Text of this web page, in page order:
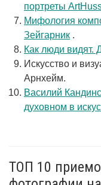
портреты
Мифология
Зейгарник .
Как люди
Искусство и
Арнхейм.
Василий
духовном в
ТОП 10